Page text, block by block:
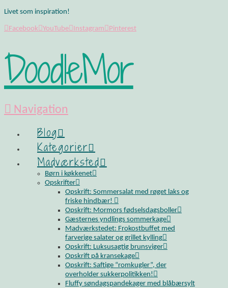
Livet som inspiration!
Facebook YouTube Instagram Pinterest
DoodleMor
Navigation
Blog
Kategorier
Madværksted
Børn i køkkenet
Opskrifter
Opskrift: Sommersalat med røget laks og
friske hindbær!
Opskrift: Mormors fødselsdagsboller
Gæsternes yndlings sommerkage
Madværkstedet: Frokostbuffet med
farverige salater og grillet kylling
Opskrift: Luksusagtig brunsviger
Opskrift på kransekage
Opskrift: Saftige “romkugler”, der
overholder sukkerpolitikken!
Fluffy søndagspandekager med blåbærsylt